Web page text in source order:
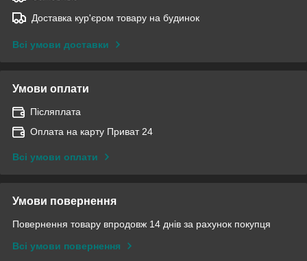
Доставка кур'єром товару на будинок
Всі умови доставки
Умови оплати
Післяплата
Оплата на карту Приват 24
Всі умови оплати
Умови повернення
Повернення товару впродовж 14 днів за рахунок покупця
Всі умови повернення